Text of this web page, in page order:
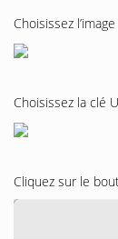
Choisissez
Choisissez la clé
Cliquez sur le